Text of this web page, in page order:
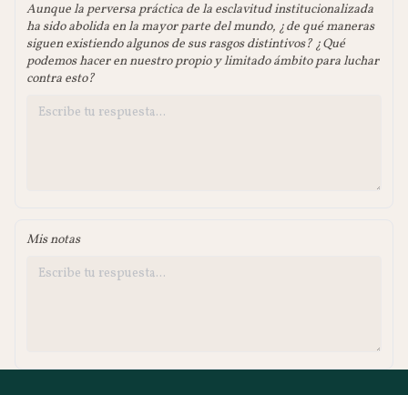
Aunque la perversa práctica de la esclavitud institucionalizada
ha sido abolida en la mayor parte del mundo, ¿de qué maneras
siguen existiendo algunos de sus rasgos distintivos? ¿Qué
podemos hacer en nuestro propio y limitado ámbito para luchar
contra esto?
Mis notas